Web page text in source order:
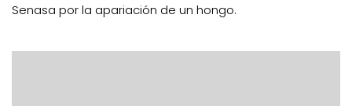
Senasa por la apariación de un hongo.